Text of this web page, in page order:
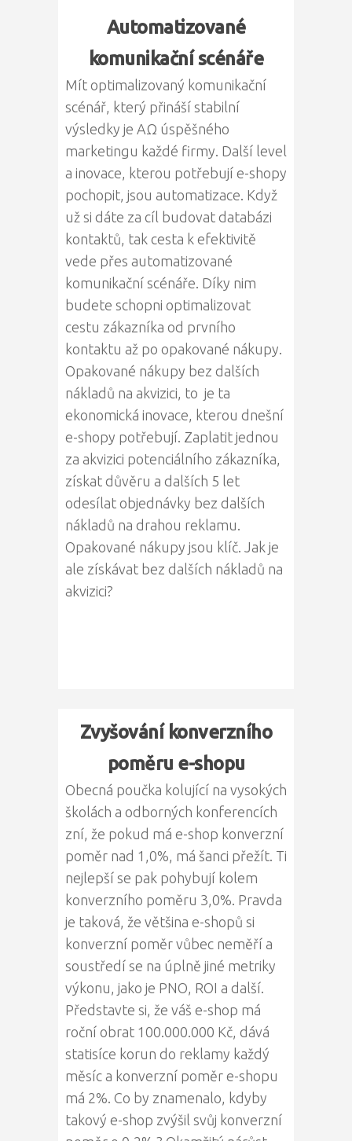
Automatizované
komunikační scénáře
Mít optimalizovaný komunikační
scénář, který přináší stabilní
výsledky je ΑΩ úspěšného
marketingu každé firmy. Další level
a inovace, kterou potřebují e-shopy
pochopit, jsou automatizace. Když
už si dáte za cíl budovat databázi
kontaktů, tak cesta k efektivitě
vede přes automatizované
komunikační scénáře. Díky nim
budete schopni optimalizovat
cestu zákazníka od prvního
kontaktu až po opakované nákupy.
Opakované nákupy bez dalších
nákladů na akvizici, to je ta
ekonomická inovace, kterou dnešní
e-shopy potřebují. Zaplatit jednou
za akvizici potenciálního zákazníka,
získat důvěru a dalších 5 let
odesílat objednávky bez dalších
nákladů na drahou reklamu.
Opakované nákupy jsou klíč. Jak je
ale získávat bez dalších nákladů na
akvizici?
Zvyšování konverzního
poměru e-shopu
Obecná poučka kolující na vysokých
školách a odborných konferencích
zní, že pokud má e-shop konverzní
poměr nad 1,0%, má šanci přežít. Ti
nejlepší se pak pohybují kolem
konverzního poměru 3,0%. Pravda
je taková, že většina e-shopů si
konverzní poměr vůbec neměří a
soustředí se na úplně jiné metriky
výkonu, jako je PNO, ROI a další.
Představte si, že váš e-shop má
roční obrat 100.000.000 Kč, dává
statisíce korun do reklamy každý
měsíc a konverzní poměr e-shopu
má 2%. Co by znamenalo, kdyby
takový e-shop zvýšil svůj konverzní